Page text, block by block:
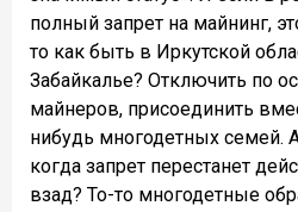
полный запрет на майнинг,
то как быть в Иркутской
Забайкалье? Отключить по
майнеров, присоединить
нибудь многодетных семей.
когда запрет перестанет
взад? То-то многодетные